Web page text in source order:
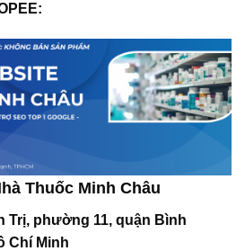
Thuốc Minh Châu
Trị, phường 11, quận Bình
Chí Minh